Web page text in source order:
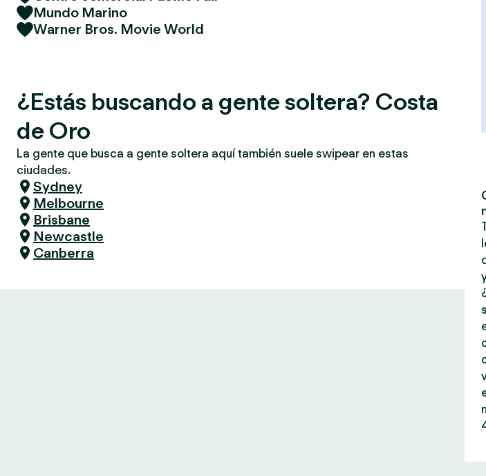
Mundo Marino
Warner Bros. Movie World
¿Estás buscando a gente soltera? Costa
de Oro
La gente que busca a gente soltera aquí también suele swipear en estas
ciudades.
Sydney
Melbourne
Brisbane
Newcastle
Canberra